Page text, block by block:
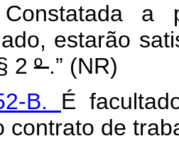
a
estarão
2 º.” (NR)
B. É
contrato de